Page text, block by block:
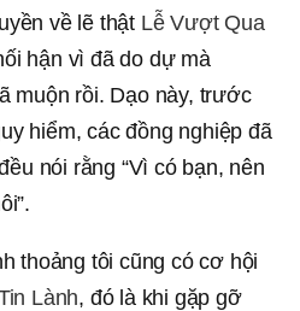
về lẽ thật Lễ Vượt Qua
hận vì đã do dự mà
muộn rồi. Dạo này, trước
hiểm, các đồng nghiệp đã
nói rằng “Vì có bạn, nên
thoảng tôi cũng có cơ hội
Lành, đó là khi gặp gỡ